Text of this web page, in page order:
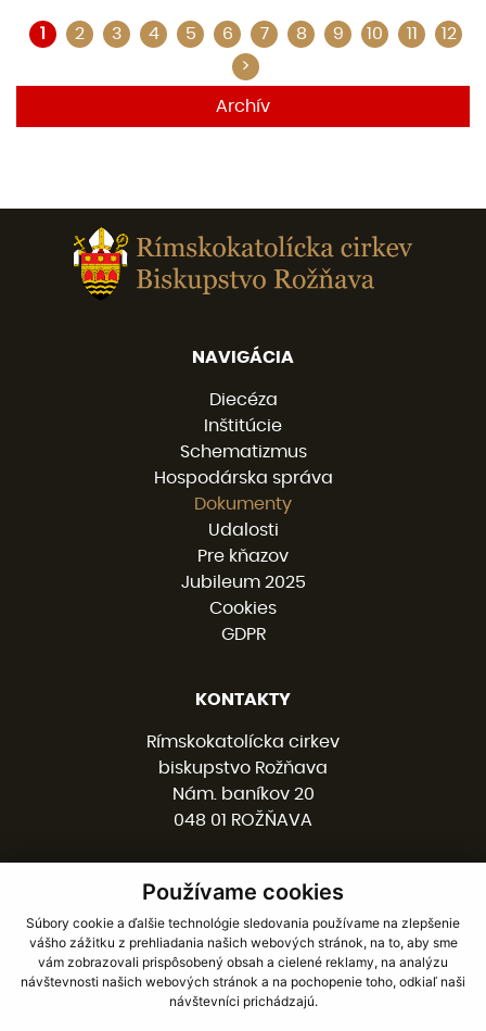
Používame cookies
Súbory cookie a ďalšie technológie sledovania používame na zlepšenie
vášho zážitku z prehliadania našich webových stránok, na to, aby sme
vám zobrazovali prispôsobený obsah a cielené reklamy, na analýzu
návštevnosti našich webových stránok a na pochopenie toho, odkiaľ naši
návštevníci prichádzajú.
1 2 3 4 5 6 7 8 9 10 11
12
>
Archív
NAVIGÁCIA
Diecéza
Inštitúcie
Schematizmus
Hospodárska správa
Dokumenty
Udalosti
Pre kňazov
Jubileum 2025
Cookies
GDPR
KONTAKTY
Rímskokatolícka cirkev
biskupstvo Rožňava
Nám. baníkov 20
048 01 ROŽŇAVA
058 / 78 77 201
kancelaria@burv.sk
SOCIÁLNE SIETE